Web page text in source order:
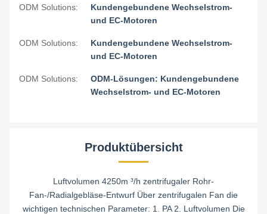
ODM Solutions:
Kundengebundene Wechselstrom-
und EC-Motoren
ODM Solutions:
Kundengebundene Wechselstrom-
und EC-Motoren
ODM Solutions:
ODM-Lösungen: Kundengebundene
Wechselstrom- und EC-Motoren
Produktübersicht
Luftvolumen 4250m ³/h zentrifugaler Rohr-
Fan-/Radialgebläse-Entwurf Über zentrifugalen Fan die
wichtigen technischen Parameter: 1. PA 2. Luftvolumen Die